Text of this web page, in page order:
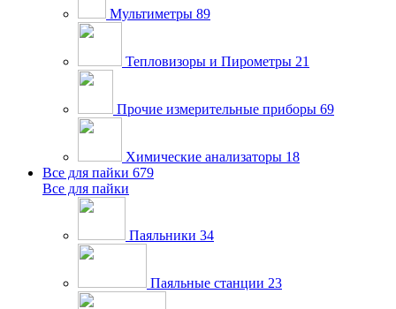
Мультиметры 89
Тепловизоры и Пирометры 21
Прочие измерительные приборы 69
Химические анализаторы 18
Все для пайки 679
Все для пайки
Паяльники 34
Паяльные станции 23